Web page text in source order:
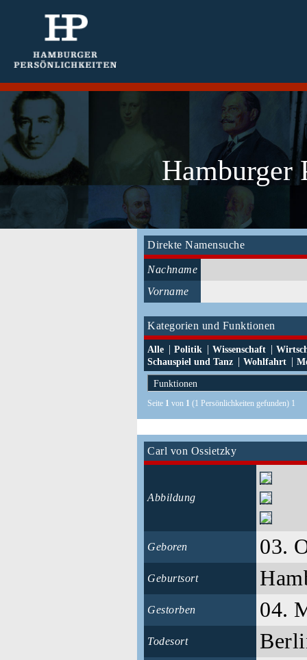
Hamburger
Direkte Namensuche
Nachname
Vorname
Kategorien und Funktionen
Alle | Politik | Wissenschaft |
Schauspiel und Tanz | Wohlfahrt |
Seite 1 von 1 (1 Persönlichkeiten gefunden) 1
Carl von Ossietzky
Abbildung
Geboren 03.
Geburtsort
Gestorben 04.
Todesort